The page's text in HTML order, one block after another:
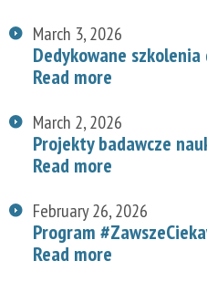
March 3, 2026
Dedykowane
Read more
March 2, 2026
Projekty badawcze
Read more
February 26, 2026
Program
Read more